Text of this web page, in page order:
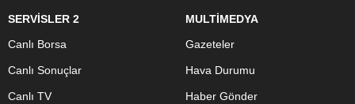
SERVİSLER 2
Canlı Borsa
Canlı Sonuçlar
Canlı TV
MULTİMEDYA
Gazeteler
Hava Durumu
Haber Gönder